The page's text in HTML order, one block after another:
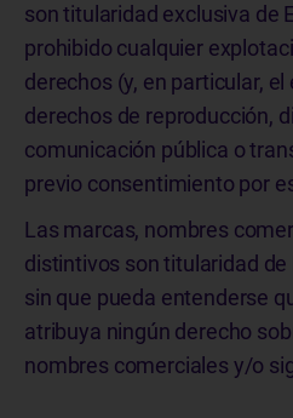
son titularidad exclusiva de
prohibido cualquier
derechos (y, en particular, el
derechos de reproducción,
comunicación pública o
previo consentimiento por
Las marcas, nombres
distintivos son titularidad de
sin que pueda entenderse
atribuya ningún derecho
nombres comerciales y/o